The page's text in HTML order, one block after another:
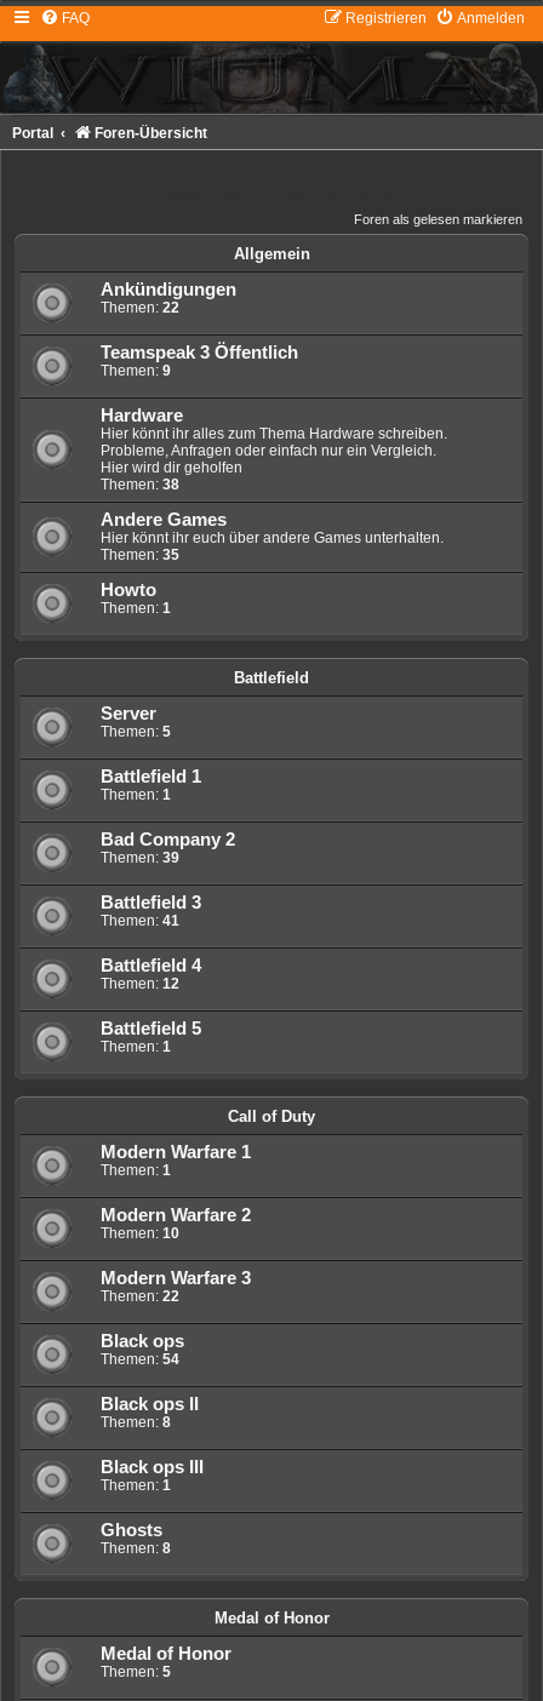
FAQ Anmelden
Registrieren
Portal Foren-Übersicht
Foren als gelesen markieren
Allgemein
Ankündigungen
Themen: 22
Teamspeak 3 Öffentlich
Themen: 9
Hardware
Hier könnt ihr alles zum Thema Hardware schreiben.
Probleme, Anfragen oder einfach nur ein Vergleich.
Hier wird dir geholfen
Themen: 38
Andere Games
Hier könnt ihr euch über andere Games unterhalten.
Themen: 35
Howto
Themen: 1
Battlefield
Server
Themen: 5
Battlefield 1
Themen: 1
Bad Company 2
Themen: 39
Battlefield 3
Themen: 41
Battlefield 4
Themen: 12
Battlefield 5
Themen: 1
Call of Duty
Modern Warfare 1
Themen: 1
Modern Warfare 2
Themen: 10
Modern Warfare 3
Themen: 22
Black ops
Themen: 54
Black ops II
Themen: 8
Black ops III
Themen: 1
Ghosts
Themen: 8
Medal of Honor
Medal of Honor
Themen: 5